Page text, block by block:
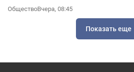
ОбществоВчера, 08:45
Показать еще